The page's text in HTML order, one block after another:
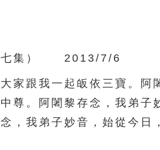
四七集） 2013/7/6
跟我一起皈依三寶。阿
尊。阿闍黎存念，我弟
，我弟子妙音，始從今